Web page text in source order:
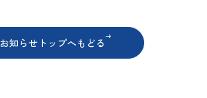
お知らせトップへもどる